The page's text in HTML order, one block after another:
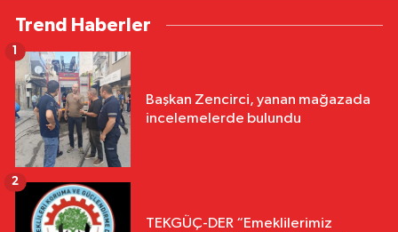
Trend Haberler
Başkan Zencirci, yanan mağazada
incelemelerde bulundu
TEKGÜÇ-DER “Emeklilerimiz
2